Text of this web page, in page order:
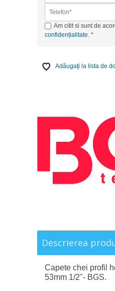
Am citit si sunt de
confidențialitate.
Adăugaţi la lista de
Descrierea
Capete chei profil
53mm 1/2"- BGS.